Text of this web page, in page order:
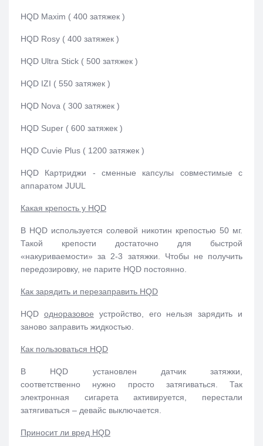
HQD Maxim ( 400 затяжек )
HQD Rosy ( 400 затяжек )
HQD Ultra Stick ( 500 затяжек )
HQD IZI ( 550 затяжек )
HQD Nova ( 300 затяжек )
HQD Super ( 600 затяжек )
HQD Cuvie Plus ( 1200 затяжек )
HQD Картриджи - сменные капсулы совместимые с
аппаратом JUUL
Какая крепость у HQD
В HQD используется солевой никотин крепостью 50 мг.
Такой крепости достаточно для быстрой
«накуриваемости» за 2-3 затяжки. Чтобы не получить
передозировку, не парите HQD постоянно.
Как зарядить и перезаправить HQD
HQD одноразовое устройство, его нельзя зарядить и
заново заправить жидкостью.
Как пользоваться HQD
В HQD установлен датчик затяжки,
соответственно нужно просто затягиваться. Так
электронная сигарета активируется, перестали
затягиваться – девайс выключается.
Приносит ли вред HQD